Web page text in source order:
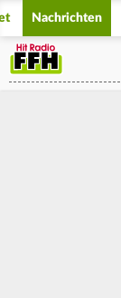
Nachrichten